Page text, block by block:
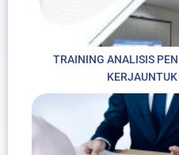
TRAINING ANALISIS